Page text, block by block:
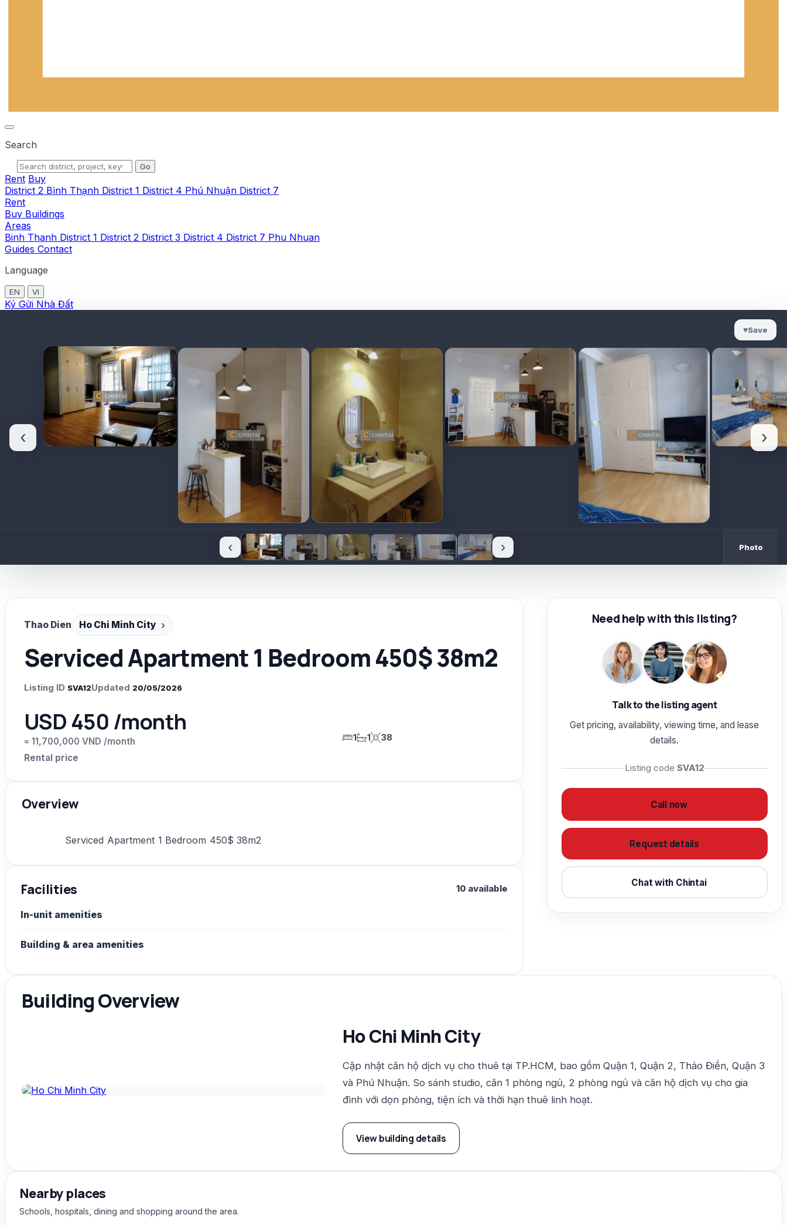
Search
Go
Rent Buy
District 2 Bình Thạnh District 1 District 4 Phú Nhuận District 7
Rent
Buy Buildings
Areas
Binh Thanh District 1 District 2 District 3 District 4 District 7 Phu Nhuan
Guides Contact
Language
EN VI
Ký Gửi Nhà Đất
♥Save
‹ ›
‹ › Photo
Thao Dien Ho Chi Minh City
Serviced Apartment 1 Bedroom 450$ 38m2
Listing ID SVA12Updated 20/05/2026
USD 450 /month
≈ 11,700,000 VND /month
Rental price
1 1 38
Overview
Serviced Apartment 1 Bedroom 450$ 38m2
Facilities 10 available
In-unit amenities
Building & area amenities
Need help with this listing?
Talk to the listing agent
Get pricing, availability, viewing time, and lease
details.
Listing code SVA12
Call now
Request details
Chat with Chintai
Building Overview
Ho Chi Minh City
Cập nhật căn hộ dịch vụ cho thuê tại TP.HCM, bao gồm Quận 1, Quận 2, Thảo Điền, Quận 3
và Phú Nhuận. So sánh studio, căn 1 phòng ngủ, 2 phòng ngủ và căn hộ dịch vụ cho gia
đình với dọn phòng, tiện ích và thời hạn thuê linh hoạt.
View building details
Nearby places
Schools, hospitals, dining and shopping around the area.